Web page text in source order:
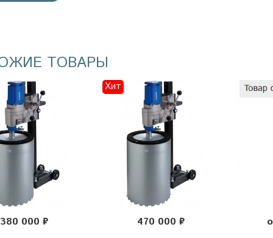
ТОВАРЫ
380 000 ₽
Хит
470 000 ₽